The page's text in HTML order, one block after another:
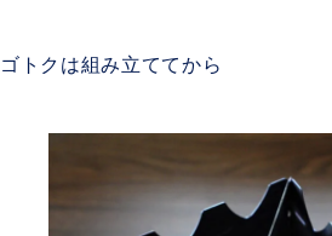
ゴトクは組み立ててから